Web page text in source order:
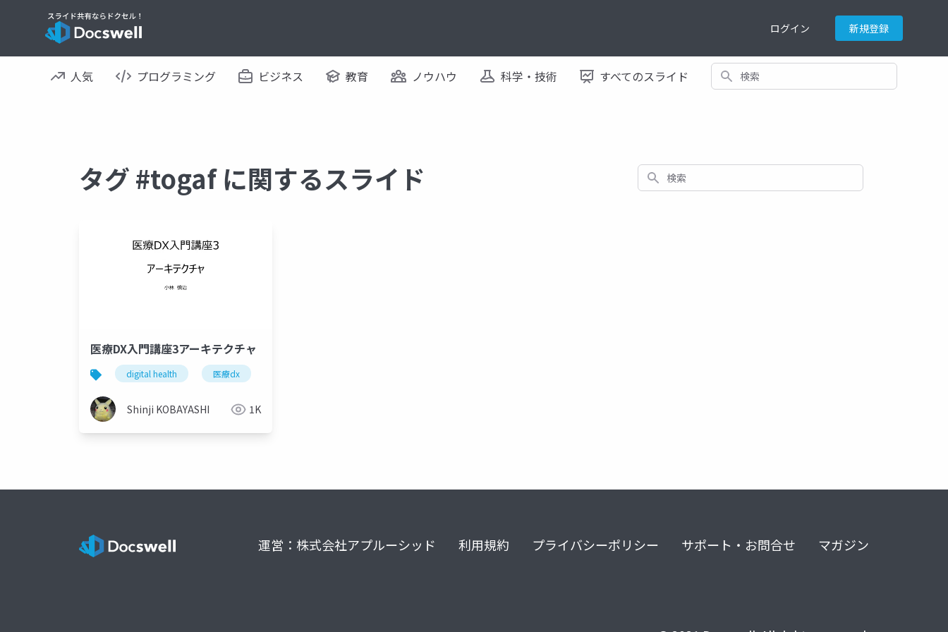
ログイン 新規登録
人気 プログラミング ビジネス 教育 ノウハウ 科学・技術 すべてのスライド 検索
タグ #togaf に関するスライド 検索
医療DX入門講座3アーキテクチャ
digital health 医療dx
Shinji KOBAYASHI 1K
運営：株式会社アプルーシッド 利用規約 プライバシーポリシー サポート・お問合せ マガジン